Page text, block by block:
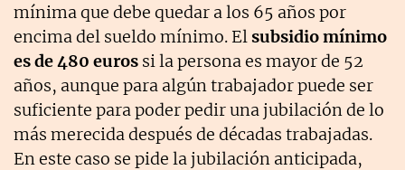
mínima que debe quedar a los 65 años por
encima del sueldo mínimo. Elsubsidio mínimo
es de 480 euros si la persona es mayor de 52
años, aunque para algún trabajador puede ser
suficiente para poder pedir una jubilación de lo
más merecida después de décadas trabajadas.
En este caso se pide la jubilación anticipada,